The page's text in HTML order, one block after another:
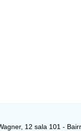
12 sala 101 -